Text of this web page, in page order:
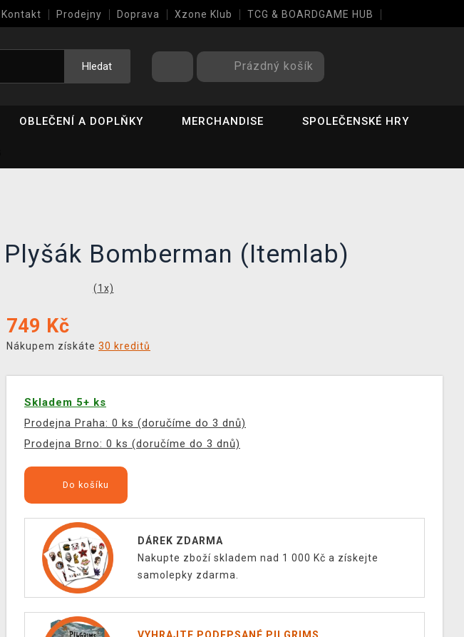
Kontakt Prodejny Doprava Xzone Klub TCG & BOARDGAME HUB
Hledat Prázdný košík
OBLEČENÍ A DOPLŇKY MERCHANDISE SPOLEČENSKÉ HRY
Plyšák Bomberman (Itemlab)
(1 x)
749 Kč
Nákupem získáte 30 kreditů
Skladem 5+ ks
Prodejna Praha: 0 ks (doručíme do 3 dnů)
Prodejna Brno: 0 ks (doručíme do 3 dnů)
Do košíku
DÁREK ZDARMA
Nakupte zboží skladem nad 1 000 Kč a získejte
samolepky zdarma.